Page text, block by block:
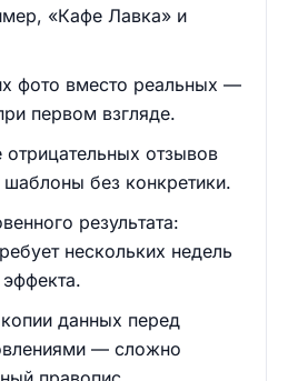
«Кафе Лавка» и
фото вместо реальных —
первом взгляде.
отзывов
шаблоны без конкретики.
результата:
нескольких недель
данных перед
— сложно